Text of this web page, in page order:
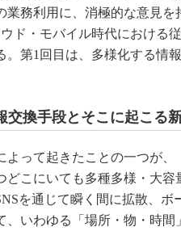
業務利用に、消極的な意見
ド・モバイル時代における
。第1回目は、多様化する情
交換手段とそこに起こる
って起きたことの一つが、
こにいても多種多様・大容
を通じて瞬く間に拡散、ボ
、いわゆる「場所・物・時